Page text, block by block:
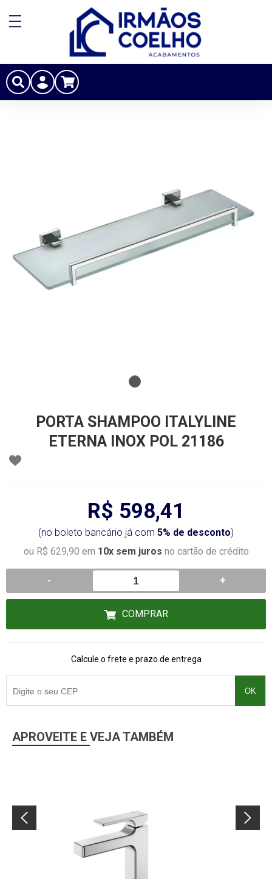
PORTA SHAMPOO ITALYLINE
ETERNA INOX POL 21186
R$ 598,41
(no boleto bancário já com 5% de desconto)
ou R$ 629,90 em 10x sem juros no cartão de crédito
- +
COMPRAR
Calcule o frete e prazo de entrega
OK
APROVEITE E VEJA TAMBÉM